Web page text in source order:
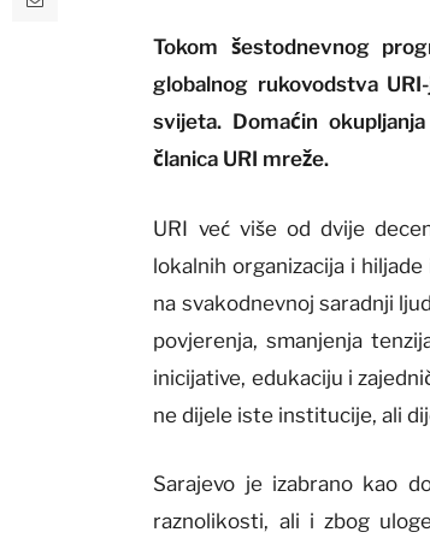
Tokom šestodnevnog
globalnog rukovodstva
svijeta. Domaćin
članica URI mreže.
URI već više od dvije
lokalnih organizacija i
na svakodnevnoj saradnji
povjerenja, smanjenja
inicijative, edukaciju i
ne dijele iste institucije, ali
Sarajevo je izabrano kao
raznolikosti, ali i zbog